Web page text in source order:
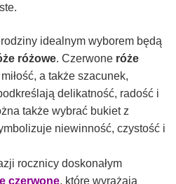
idealnym wyborem będą
różowe. Czerwone róże
a także szacunek,
delikatność, radość i
także wybrać bukiet z
niewinność, czystość i
rocznicy doskonałym
czerwone, które wyrażają